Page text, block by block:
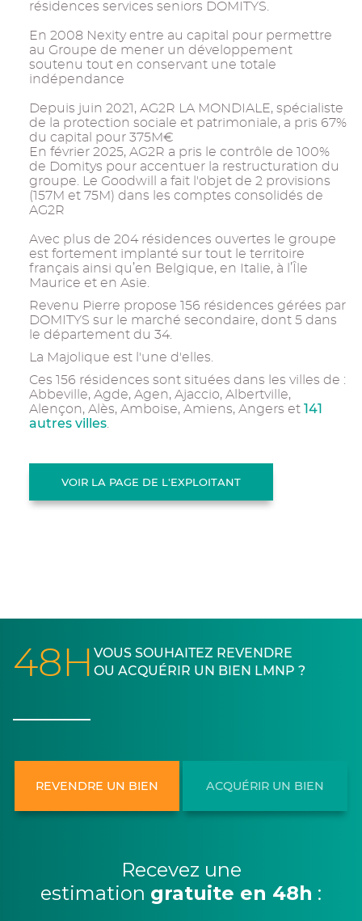
résidences services seniors DOMITYS.
En 2008 Nexity entre au capital pour permettre
au Groupe de mener un développement
soutenu tout en conservant une totale
indépendance
Depuis juin 2021, AG2R LA MONDIALE, spécialiste
de la protection sociale et patrimoniale, a pris 67%
du capital pour 375M€
En février 2025, AG2R a pris le contrôle de 100%
de Domitys pour accentuer la restructuration du
groupe. Le Goodwill a fait l'objet de 2 provisions
(157M et 75M) dans les comptes consolidés de
AG2R
Avec plus de 204 résidences ouvertes le groupe
est fortement implanté sur tout le territoire
français ainsi qu’en Belgique, en Italie, à l’Île
Maurice et en Asie.
Revenu Pierre propose 156 résidences gérées par
DOMITYS sur le marché secondaire, dont 5 dans
le département du 34.
La Majolique est l'une d'elles.
Ces 156 résidences sont situées dans les villes de :
Abbeville, Agde, Agen, Ajaccio, Albertville,
Alençon, Alès, Amboise, Amiens, Angers et 141
autres villes
VOIR LA PAGE DE L'EXPLOITANT
48H VOUS SOUHAITEZ REVENDRE
OU ACQUÉRIR UN BIEN LMNP ?
REVENDRE UN BIEN ACQUÉRIR UN BIEN